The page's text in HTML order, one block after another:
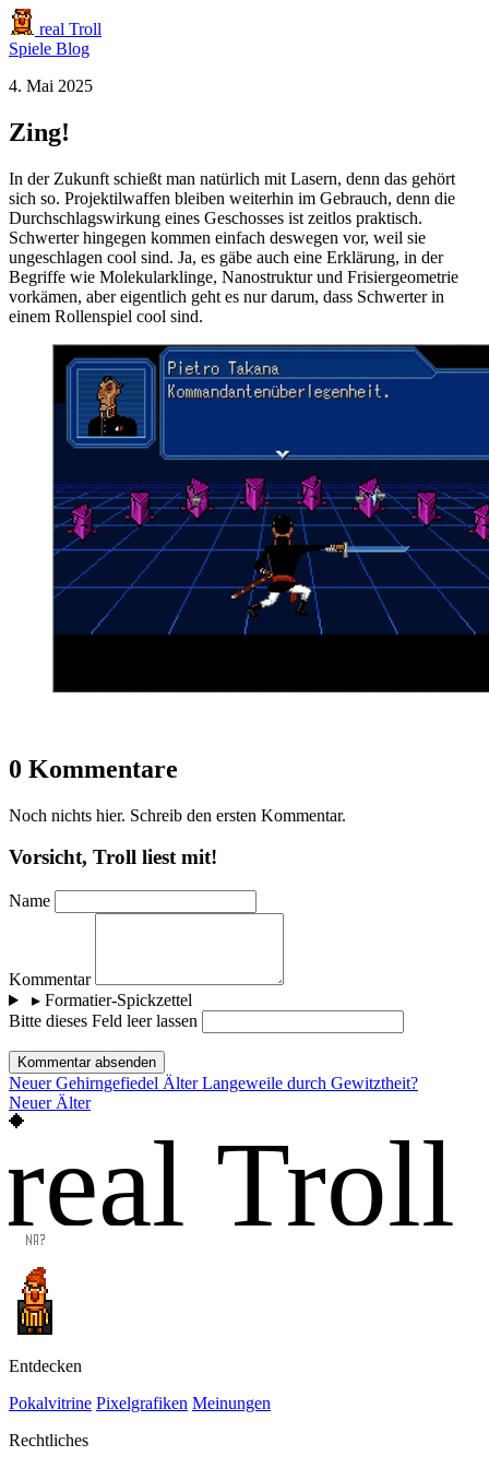
real Troll
Spiele Blog
4. Mai 2025
Zing!
In der Zukunft schießt man natürlich mit Lasern, denn das gehört
sich so. Projektilwaffen bleiben weiterhin im Gebrauch, denn die
Durchschlagswirkung eines Geschosses ist zeitlos praktisch.
Schwerter hingegen kommen einfach deswegen vor, weil sie
ungeschlagen cool sind. Ja, es gäbe auch eine Erklärung, in der
Begriffe wie Molekularklinge, Nanostruktur und Frisiergeometrie
vorkämen, aber eigentlich geht es nur darum, dass Schwerter in
einem Rollenspiel cool sind.
0 Kommentare
Noch nichts hier. Schreib den ersten Kommentar.
Vorsicht, Troll liest mit!
Name
Kommentar
▸Formatier-Spickzettel
Bitte dieses Feld leer lassen
Kommentar absenden
Neuer Gehirngefiedel Älter Langeweile durch Gewitztheit?
Neuer Älter
real Troll
Entdecken
Pokalvitrine Pixelgrafiken Meinungen
Rechtliches